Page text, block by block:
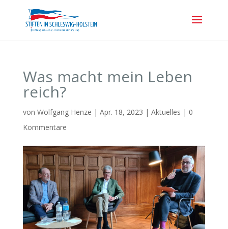
Was macht mein Leben
reich?
von Wolfgang Henze | Apr. 18, 2023 | Aktuelles | 0
Kommentare